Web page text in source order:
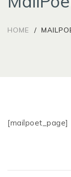
HOME
[mailpoet_page]